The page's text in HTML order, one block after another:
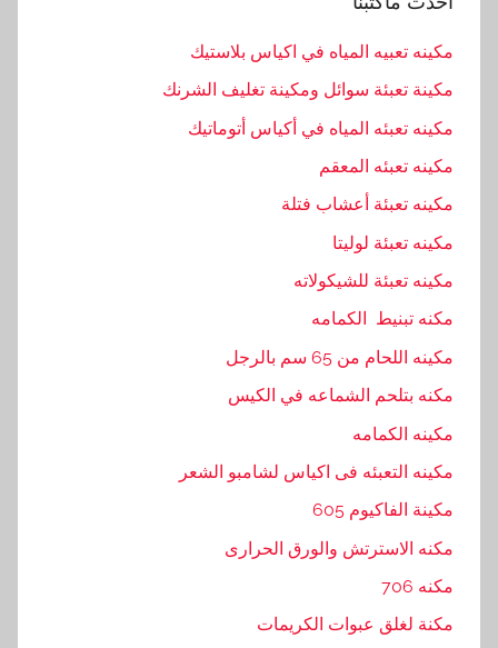
مكينه تعبيه المياه في اكياس بلاستيك
مكينة تعبئة سوائل ومكينة تغليف الشرنك
مكينه تعبئه المياه في أكياس أتوماتيك
مكينه تعبئه المعقم
مكينه تعبئة أعشاب فتلة
مكينه تعبئة لوليتا
مكينه تعبئة للشيكولاته
مكنه تبنيط الكمامه
مكينه اللحام من 65 سم بالرجل
مكنه بتلحم الشماعه في الكيس
مكينه الكمامه
مكينه التعبئه فى اكياس لشامبو الشعر
مكينة الفاكيوم 605
مكنه الاسترتش والورق الحرارى
مكنه 706
مكنة لغلق عبوات الكريمات